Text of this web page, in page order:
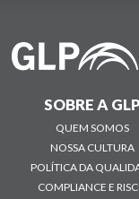
SOBRE A GLP
QUEM SOMOS
NOSSA CULTURA
POLÍTICA DA
COMPLIANCE E